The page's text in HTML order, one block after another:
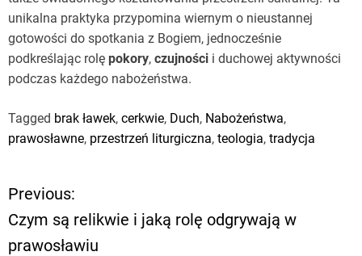
unikalna praktyka przypomina wiernym o nieustannej
gotowości do spotkania z Bogiem, jednocześnie
podkreślając rolę pokory, czujności i duchowej aktywności
podczas każdego nabożeństwa.
Tagged brak ławek, cerkwie, Duch, Nabożeństwa,
prawosławne, przestrzeń liturgiczna, teologia, tradycja
N
a
Previous:
Czym są relikwie i jaką rolę odgrywają w
prawosławiu